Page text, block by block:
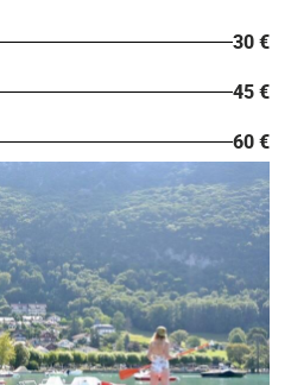
30 €
45 €
60 €